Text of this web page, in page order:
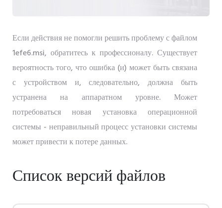
Если действия не помогли решить проблему с файлом
1efe6.msi, обратитесь к профессионалу. Существует
вероятность того, что ошибка (и) может быть связана
с устройством и, следовательно, должна быть
устранена на аппаратном уровне. Может
потребоваться новая установка операционной
системы - неправильный процесс установки системы
может привести к потере данных.
Список версий файлов